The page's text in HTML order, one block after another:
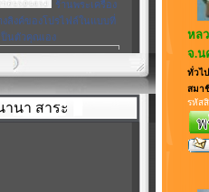
งลิงค์ของโปรไฟล์ในแบบที่
ป็นตัวคุณเอง
านา สาระ
หล
จ.น
ทั่วไป
สมา
รหัส